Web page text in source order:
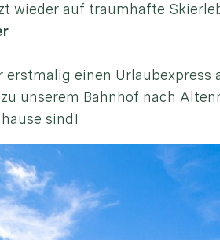
wieder auf traumhafte
erstmalig einen
unserem Bahnhof nach
sind!